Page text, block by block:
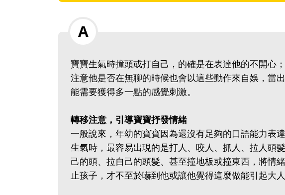
寶寶生氣時撞頭或打自己，的確是在表達他的不開心
注意他是否在無聊的時候也會以這些動作來自娛，當
能需要獲得多一點的感覺刺激。
轉移注意，引導寶寶抒發情緒
一般說來，年幼的寶寶因為還沒有足夠的口語能力表
生氣時，最容易出現的是打人、咬人、抓人、拉人頭
己的頭、拉自己的頭髮、甚至撞地板或撞東西，將情
止孩子，才不至於嚇到他或讓他覺得這麼做能引起大人